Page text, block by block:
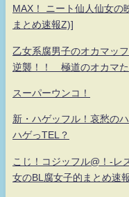
MAX！ ニート仙人仙女の
まとめ速報Z)]
乙女系腐男子のオカマッ
逆襲！！ 極道のオカマた
スーパーウンコ！
新・ハゲッフル！哀愁の
ハゲっTEL？
こじ！コジッフル@！-レ
女のBL腐女子的まとめ速